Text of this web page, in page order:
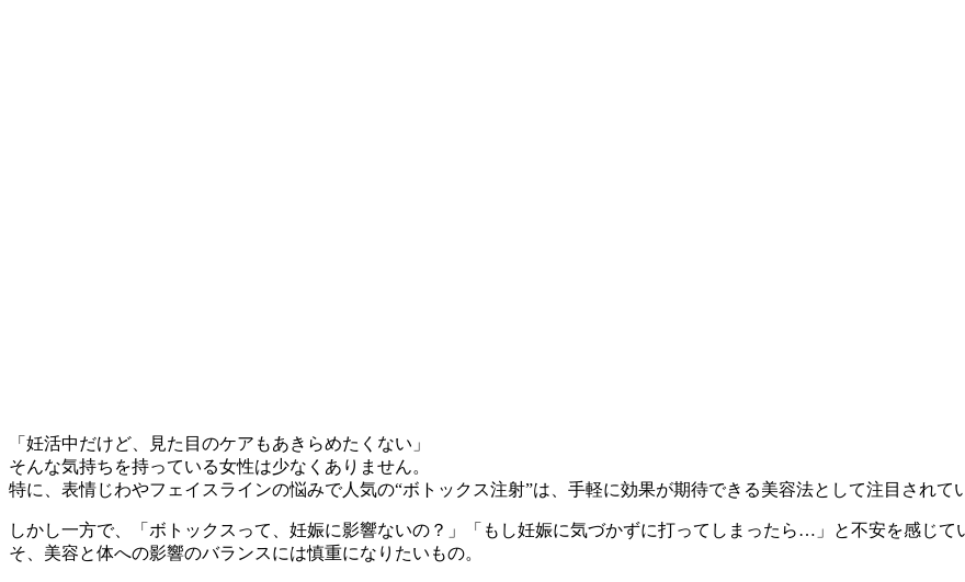
「妊活中だけど、見た目のケアもあきらめたくない」
そんな気持ちを持っている女性は少なくありません。
特に、表情じわやフェイスラインの悩みで人気の“ボトックス注射”は、手軽に効果が期待できる美容法として注目されて
しかし一方で、「ボトックスって、妊娠に影響ないの？」「もし妊娠に気づかずに打ってしまったら…」と不安を感じ
そ、美容と体への影響のバランスには慎重になりたいもの。